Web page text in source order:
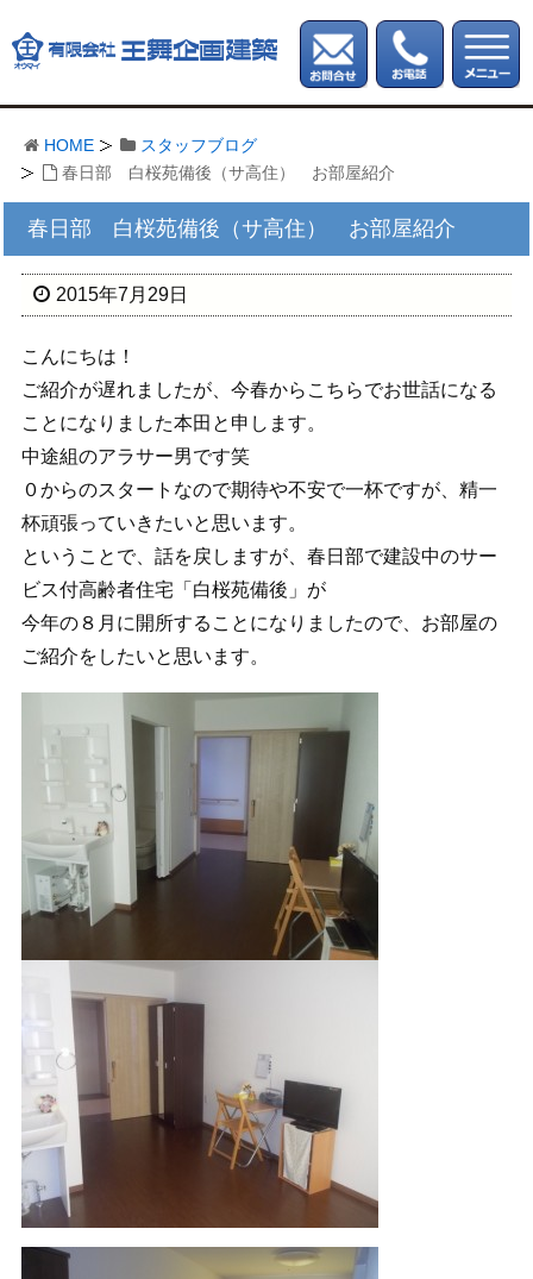
HOME
スタッフブログ
春日部 白桜苑備後（サ高住） お部屋紹介
春日部 白桜苑備後（サ高住） お部屋紹介
2015年7月29日
こんにちは！
ご紹介が遅れましたが、今春からこちらでお世話になる
ことになりました本田と申します。
中途組のアラサー男です笑
０からのスタートなので期待や不安で一杯ですが、精一
杯頑張っていきたいと思います。
ということで、話を戻しますが、春日部で建設中のサー
ビス付高齢者住宅「白桜苑備後」が
今年の８月に開所することになりましたので、お部屋の
ご紹介をしたいと思います。